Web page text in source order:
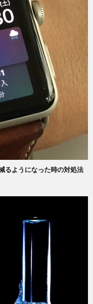
るようになった時の対処法